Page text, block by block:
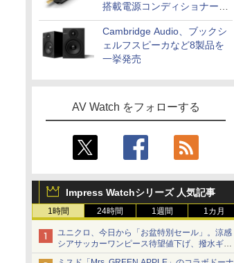
搭載電源コンディショナー
「AC iPurifier2」
Cambridge Audio、ブックシ
ェルフスピーカなど8製品を
一挙発売
AV Watch をフォローする
Impress Watchシリーズ 人気記事
1時間 24時間 1週間 1カ月
ユニクロ、今日から「お盆特別セール」。涼感
シアサッカーワンピース待望値下げ、撥水ギア
ショーツは1990円に